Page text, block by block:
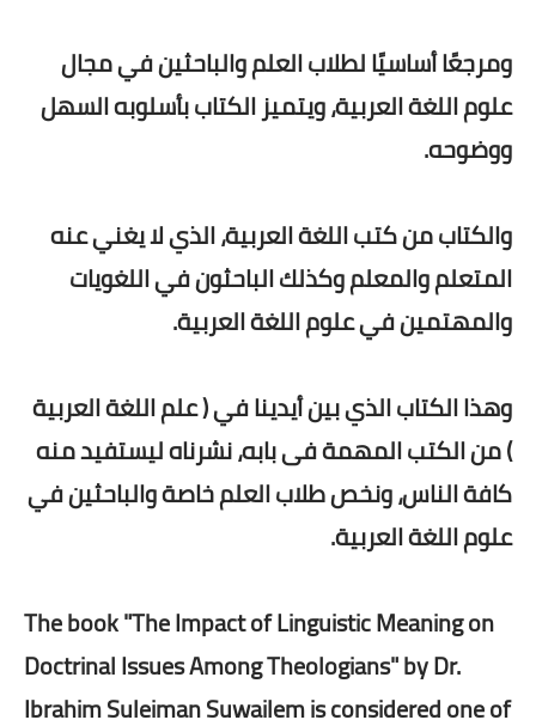
ومرجعًا أساسيًا لطلاب العلم والباحثين في مجال
علوم اللغة العربية، ويتميز الكتاب بأسلوبه السهل
ووضوحه.
والكتاب من كتب اللغة العربية، الذي لا يغني عنه
المتعلم والمعلم وكذلك الباحثون في اللغويات
والمهتمين في علوم اللغة العربية.
وهذا الكتاب الذي بين أيدينا في ( علم اللغة العربية
) من الكتب المهمة فى بابه، نشرناه ليستفيد منه
كافة الناس، ونخص طلاب العلم خاصة والباحثين في
علوم اللغة العربية.
The book "The Impact of Linguistic Meaning on
Doctrinal Issues Among Theologians" by Dr.
Ibrahim Suleiman Suwailem is considered one of